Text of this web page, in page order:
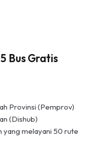
Bus Gratis
Provinsi (Pemprov)
(Dishub)
yang melayani 50 rute